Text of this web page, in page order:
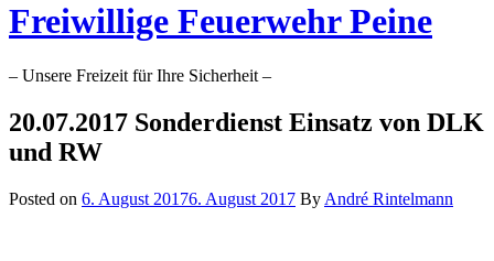
Freiwillige Feuerwehr Peine
– Unsere Freizeit für Ihre Sicherheit –
20.07.2017 Sonderdienst Einsatz von DLK
und RW
Posted on 6. August 20176. August 2017 By André Rintelmann